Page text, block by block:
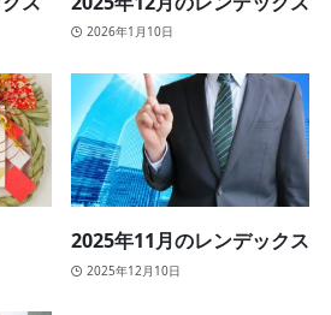
2026年1月10日
2025年11月のレンデックス
2025年12月10日